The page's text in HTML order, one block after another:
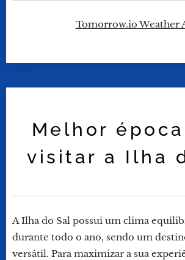
Melhor
visitar a Ilha
A Ilha do Sal possui um clima
durante todo o ano, sendo um
versátil. Para maximizar a sua